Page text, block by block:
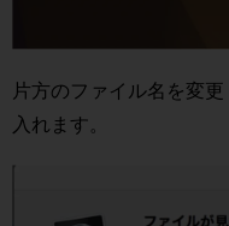
片方のファイル名を変
入れます。